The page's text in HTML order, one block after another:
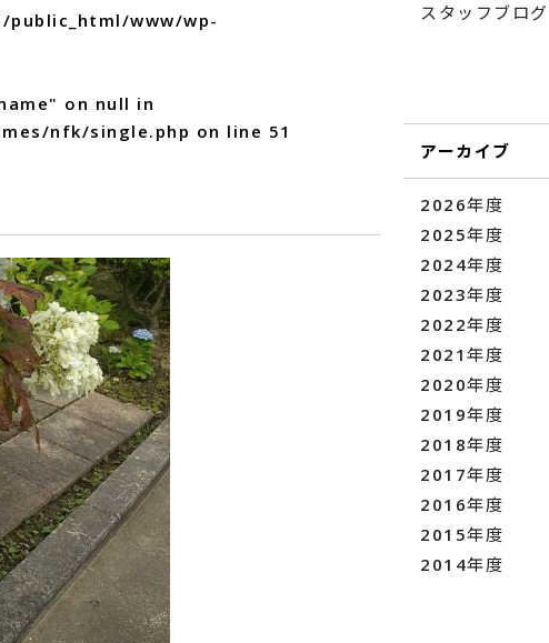
public_html/www/wp-
on null in
nfk/single.php on line 51
スタッフブログ
アーカイブ
2026年度
2025年度
2024年度
2023年度
2022年度
2021年度
2020年度
2019年度
2018年度
2017年度
2016年度
2015年度
2014年度